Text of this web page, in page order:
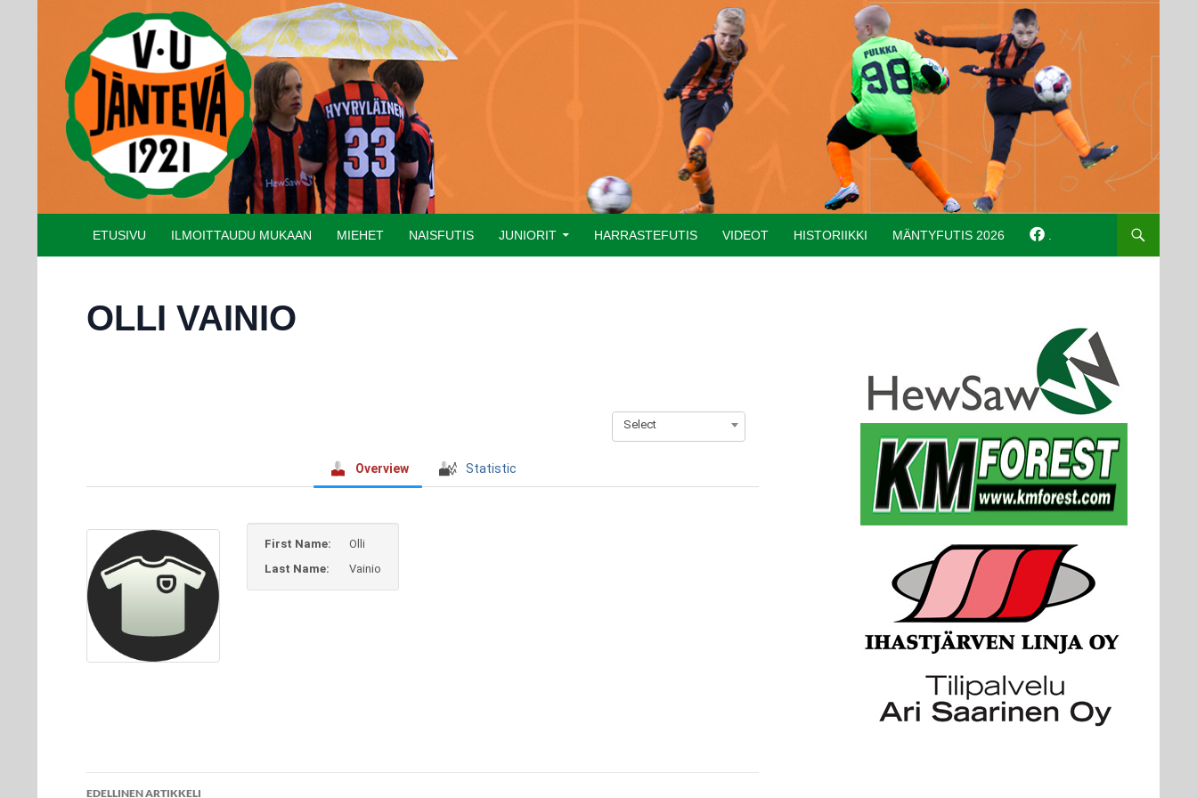
ETUSIVU
ILMOITTAUDU MUKAAN MIEHET NAISFUTIS JUNIORIT HARRASTEFUTIS VIDEOT HISTORIIKKI MÄNTYFUTIS 2026
OLLI VAINIO
Select
Overview Statistic
First Name:
Olli
Last Name:
Vainio
Artikkelien
EDELLINEN ARTIKKELI